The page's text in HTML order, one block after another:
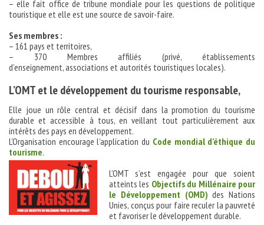
– elle fait office de tribune mondiale pour les questions de politique
touristique et elle est une source de savoir-faire.
Ses membres :
– 161 pays et territoires,
– 370 Membres affiliés (privé, établissements
d’enseignement, associations et autorités touristiques locales).
L’OMT et le développement du tourisme responsable,
Elle joue un rôle central et décisif dans la promotion du tourisme
durable et accessible à tous, en veillant tout particulièrement aux
intérêts des pays en développement.‎
L’Organisation encourage l’application du Code mondial d’éthique du
tourisme.
L’OMT s’est engagée pour que soient
atteints les Objectifs du Millénaire pour
le Développement (OMD) des Nations
Unies, conçus pour faire reculer la pauvreté
et favoriser le développement durable.‎‎